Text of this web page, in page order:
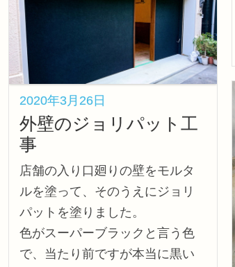
2020年3月26日
外壁のジョリパット工
事
店舗の入り口廻りの壁をモルタ
ルを塗って、そのうえにジョリ
パットを塗りました。
色がスーパーブラックと言う色
で、当たり前ですが本当に黒い